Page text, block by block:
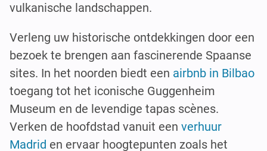
vulkanische landschappen.
Verleng uw historische ontdekkingen door een
bezoek te brengen aan fascinerende Spaanse
sites. In het noorden biedt een airbnb in Bilbao
toegang tot het iconische Guggenheim
Museum en de levendige tapas scènes.
Verken de hoofdstad vanuit een verhuur
Madrid en ervaar hoogtepunten zoals het